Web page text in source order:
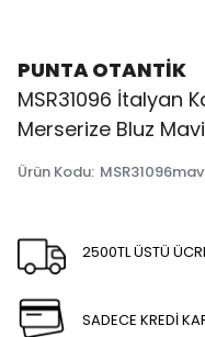
PUNTA OTANTİK
MSR31096 İtalyan
Merserize Bluz Mavi
Ürün Kodu:
2500TL ÜSTÜ
SADECE KREDİ